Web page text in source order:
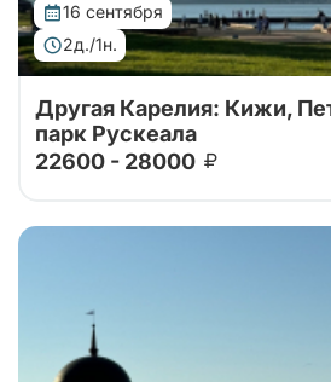
16 сентября
2д./1н.
Тур от наших проверенных
тур 2 дня: крепость Корела,
Рускеала, Кижи и ферма
Другая Карелия: Кижи,
парк Рускеала
22600 - 28000